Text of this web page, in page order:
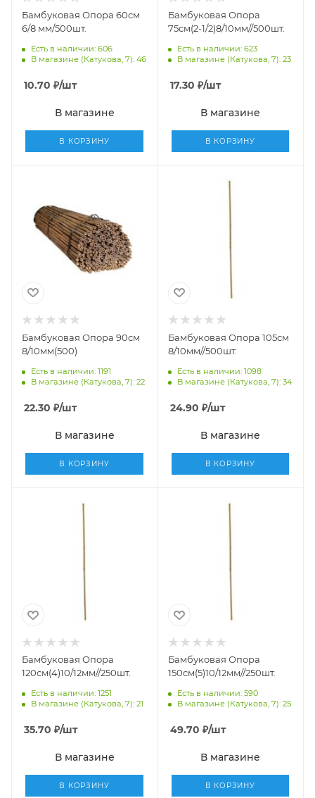
Бамбуковая Опора 60см
6/8 мм/500шт.
Есть в наличии: 606
В магазине (Катукова, 7): 46
10.70 ₽/шт
В магазине
В КОРЗИНУ
Бамбуковая Опора
75см(2-1/2)8/10мм//500шт.
Есть в наличии: 623
В магазине (Катукова, 7): 23
17.30 ₽/шт
В магазине
В КОРЗИНУ
Бамбуковая Опора 90см
8/10мм(500)
Есть в наличии: 1191
В магазине (Катукова, 7): 22
22.30 ₽/шт
В магазине
В КОРЗИНУ
Бамбуковая Опора 105см
8/10мм//500шт.
Есть в наличии: 1098
В магазине (Катукова, 7): 34
24.90 ₽/шт
В магазине
В КОРЗИНУ
Бамбуковая Опора
120см(4)10/12мм//250шт.
Есть в наличии: 1251
В магазине (Катукова, 7): 21
35.70 ₽/шт
В магазине
В КОРЗИНУ
Бамбуковая Опора
150см(5)10/12мм//250шт.
Есть в наличии: 590
В магазине (Катукова, 7): 25
49.70 ₽/шт
В магазине
В КОРЗИНУ